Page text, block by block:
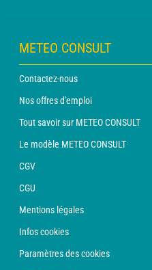
METEO CONSULT
Contactez-nous
Nos offres d'emploi
Tout savoir sur METEO CONSULT
Le modèle METEO CONSULT
CGV
CGU
Mentions légales
Infos cookies
Paramètres des cookies